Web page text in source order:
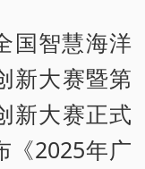
国智慧海洋
新大赛暨第
新大赛正式
《2025年广